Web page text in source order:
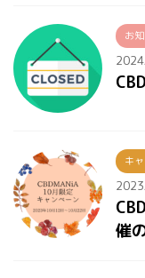
お
キ
催